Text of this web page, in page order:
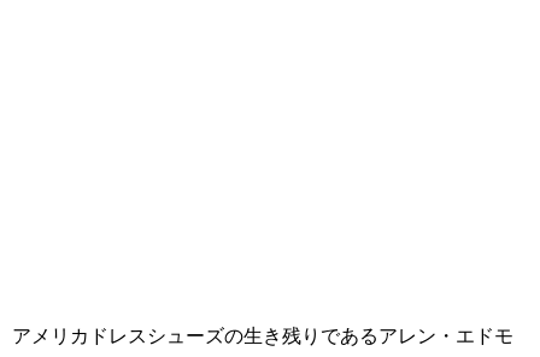
アメリカドレスシューズの生き残りであるアレン・エドモ